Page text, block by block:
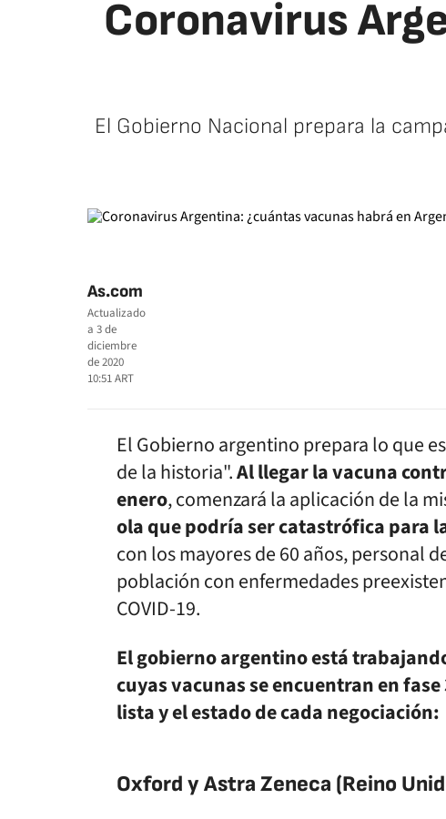
Coronavirus
El Gobierno Nacional prepara la
As.com
Actualizado
a 3 de
diciembre
de 2020
10:51ART
El Gobierno argentino prepara lo que
de la historia".Al llegar la vacuna
enero, comenzará la aplicación de la
ola que podría ser catastrófica para
con los mayores de 60 años, personal
población con enfermedades
COVID-19.
El gobierno argentino está
cuyas vacunas se encuentran en
lista y el estado de cada negociación:
Oxford y Astra Zeneca (Reino